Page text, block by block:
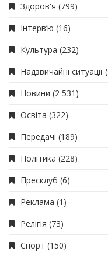
Здоров'я (799)
Інтерв’ю (16)
Культура (232)
Надзвичайні ситуації
Новини (2 531)
Освіта (322)
Передачі (189)
Політика (228)
Пресклуб (6)
Реклама (1)
Релігія (73)
Спорт (150)